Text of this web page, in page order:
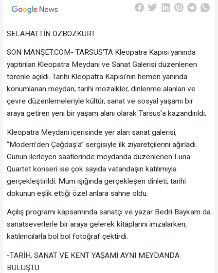
SELAHATTİN ÖZBOZKURT
SON MANŞET.COM- TARSUS'TA Kleopatra Kapısı yanında
yaptırılan Kleopatra Meydanı ve Sanat Galerisi düzenlenen
törenle açıldı. Tarihi Kleopatra Kapısı’nın hemen yanında
konumlanan meydan; tarihi mozaikler, dinlenme alanları ve
çevre düzenlemeleriyle kültür, sanat ve sosyal yaşamı bir
araya getiren yeni bir yaşam alanı olarak Tarsus’a kazandırıldı.
Kleopatra Meydanı içerisinde yer alan sanat galerisi,
“Modern’den Çağdaş’a” sergisiyle ilk ziyaretçilerini ağırladı.
Günün ilerleyen saatlerinde meydanda düzenlenen Luna
Quartet konseri ise çok sayıda vatandaşın katılımıyla
gerçekleştirildi. Mum ışığında gerçekleşen dinleti, tarihi
dokunun eşlik ettiği özel anlara sahne oldu.
Açılış programı kapsamında sanatçı ve yazar Bedri Baykam da
sanatseverlerle bir araya gelerek kitaplarını imzalarken,
katılımcılarla bol bol fotoğraf çektirdi.
-TARİH, SANAT VE KENT YAŞAMI AYNI MEYDANDA
BULUŞTU